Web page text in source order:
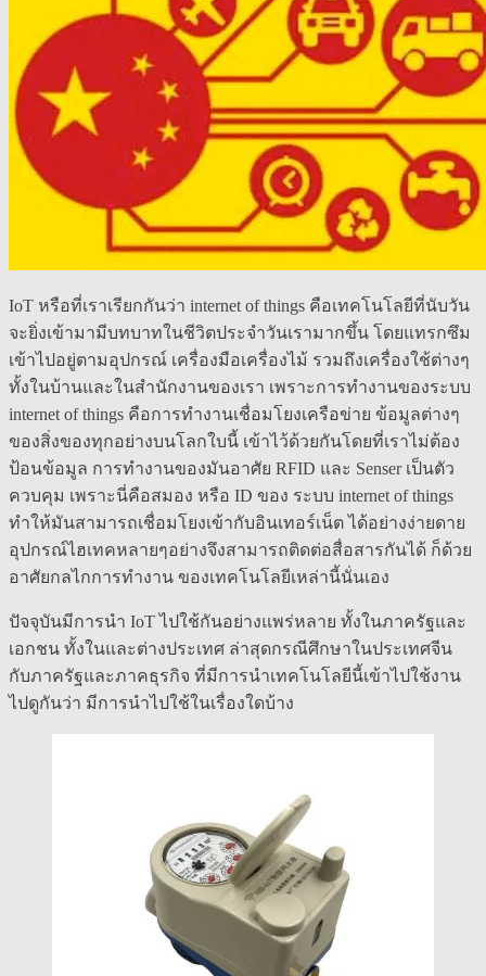
IoT หรือที่เราเรียกกันว่า internet of things คือเทคโนโลยีที่นับวัน
จะยิ่งเข้ามามีบทบาทในชีวิตประจำวันเรามากขึ้น โดยแทรกซึม
เข้าไปอยู่ตามอุปกรณ์ เครื่องมือเครื่องไม้ รวมถึงเครื่องใช้ต่างๆ
ทั้งในบ้านและในสำนักงานของเรา เพราะการทำงานของระบบ
internet of things คือการทำงานเชื่อมโยงเครือข่าย ข้อมูลต่างๆ
ของสิ่งของทุกอย่างบนโลกใบนี้ เข้าไว้ด้วยกันโดยที่เราไม่ต้อง
ป้อนข้อมูล การทำงานของมันอาศัย RFID และ Senser เป็นตัว
ควบคุม เพราะนี่คือสมอง หรือ ID ของ ระบบ internet of things
ทำให้มันสามารถเชื่อมโยงเข้ากับอินเทอร์เน็ต ได้อย่างง่ายดาย
อุปกรณ์ไฮเทคหลายๆอย่างจึงสามารถติดต่อสื่อสารกันได้ ก็ด้วย
อาศัยกลไกการทำงาน ของเทคโนโลยีเหล่านี้นั่นเอง
ปัจจุบันมีการนำ IoT ไปใช้กันอย่างแพร่หลาย ทั้งในภาครัฐและ
เอกชน ทั้งในและต่างประเทศ ล่าสุดกรณีศึกษาในประเทศจีน
กับภาครัฐและภาคธุรกิจ ที่มีการนำเทคโนโลยีนี้เข้าไปใช้งาน
ไปดูกันว่า มีการนำไปใช้ในเรื่องใดบ้าง